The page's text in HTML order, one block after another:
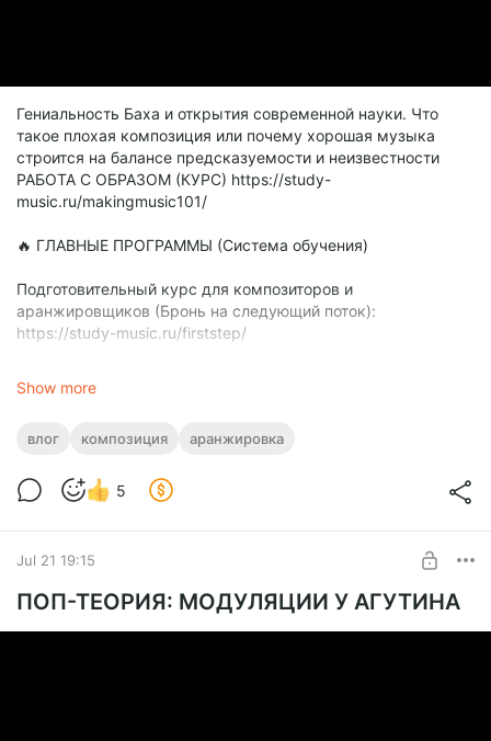
Гениальность Баха и открытия современной науки. Что
такое плохая композиция или почему хорошая музыка
строится на балансе предсказуемости и неизвестности
РАБОТА С ОБРАЗОМ (КУРС) https://study-
music.ru/makingmusic101/
🔥 ГЛАВНЫЕ ПРОГРАММЫ (Система обучения)
Подготовительный курс для композиторов и
аранжировщиков (Бронь на следующий поток):
https://study-music.ru/firststep/
курсов): https://study-music.ru/year-subscribe/
Show more
влог композиция аранжировка
5
Jul 21 19:15
ПОП-ТЕОРИЯ: МОДУЛЯЦИИ У АГУТИНА